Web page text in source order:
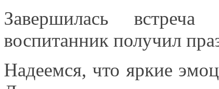
Завершилась
воспитанник получил
Надеемся, что яркие